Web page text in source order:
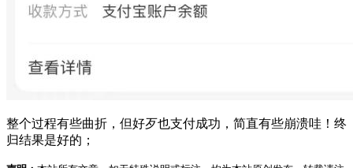
整个过程有些曲折，但好歹也支付成功，简直有些崩溃哇！终
归结果是好的；